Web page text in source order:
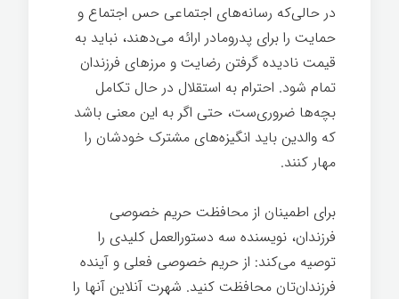
در حالی‌که رسانه‌های اجتماعی حس اجتماع و
حمایت را برای پدرومادر ارائه می‌دهند، نباید به
قیمت نادیده گرفتن رضایت و مرزهای فرزندان
تمام شود. احترام به استقلال در حال تکامل
بچه‌ها ضروری‌ست، حتی اگر به این معنی باشد
که والدین باید انگیزه‌های مشترک خودشان را
مهار کنند.
برای اطمینان از محافظت حریم خصوصی
فرزندان، نویسنده سه دستورالعمل کلیدی را
توصیه می‌کند: از حریم خصوصی فعلی و آینده
فرزندان‌تان محافظت کنید. شهرت آنلاین آنها را